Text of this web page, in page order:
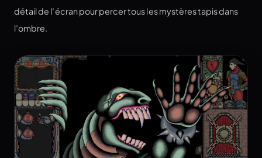
détail de l’écran pour percer tous les mystères tapis dans
l’ombre.